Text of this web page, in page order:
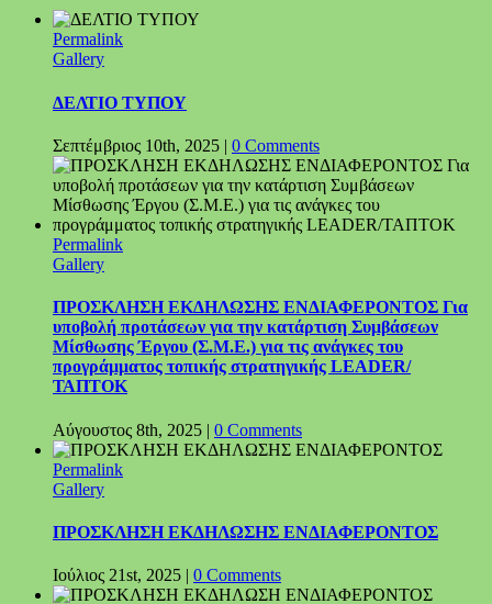
Permalink
Gallery
ΔΕΛΤΙΟ ΤΥΠΟΥ
Σεπτέμβριος 10th, 2025 | 0 Comments
Permalink
Gallery
ΠΡΟΣΚΛΗΣΗ ΕΚΔΗΛΩΣΗΣ ΕΝΔΙΑΦΕΡΟΝΤΟΣ Για
υποβολή προτάσεων για την κατάρτιση Συμβάσεων
Μίσθωσης Έργου (Σ.Μ.Ε.) για τις ανάγκες του
προγράμματος τοπικής στρατηγικής LEADER/
ΤΑΠΤΟΚ
Αύγουστος 8th, 2025 | 0 Comments
Permalink
Gallery
ΠΡΟΣΚΛΗΣΗ ΕΚΔΗΛΩΣΗΣ ΕΝΔΙΑΦΕΡΟΝΤΟΣ
Ιούλιος 21st, 2025 | 0 Comments